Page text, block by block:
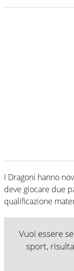
I Dragoni hanno
deve giocare due
qualificazione
Vuoi essere
sport,